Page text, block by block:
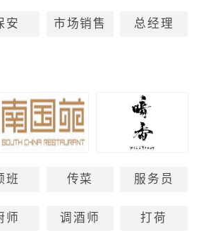
安 市场销售 总经理
班 传菜 服务员
师 调酒师 打荷